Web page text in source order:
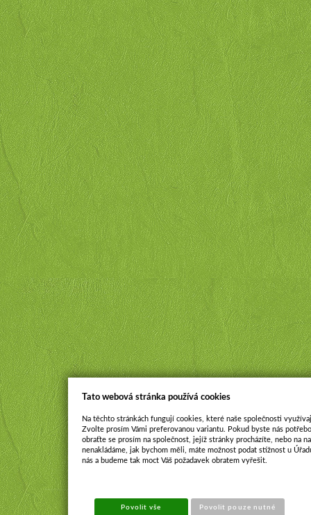
Tato webová stránka používá cookies
Na těchto stránkách fungují cookies, které naše společnosti
Zvolte prosím Vámi preferovanou variantu. Pokud byste nás
obraťte se prosím na společnost, jejíž stránky procházíte, nebo na
nenakládáme, jak bychom měli, máte možnost podat stížnost u
nás a budeme tak moct Váš požadavek obratem vyřešit.
Povolit vše Povolit pouze nutné